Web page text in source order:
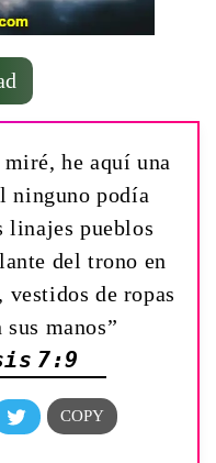
miré, he aquí una
ninguno podía
linajes pueblos
del trono en
de ropas
manos”
7:9